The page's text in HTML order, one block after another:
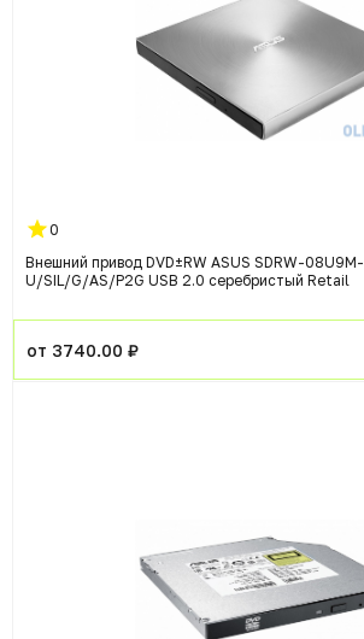
0
Внешний привод DVD±RW ASUS SDRW-08U9M-
U/SIL/G/AS/P2G USB 2.0 серебристый Retail
от 3740.00 ₽